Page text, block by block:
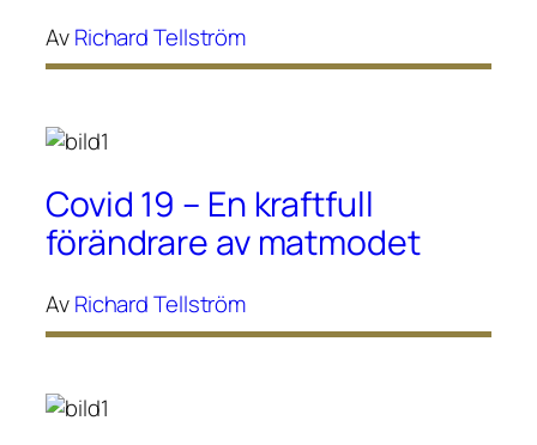
AvRichard Tellström
Covid 19 – En kraftfull
förändrare av matmodet
AvRichard Tellström